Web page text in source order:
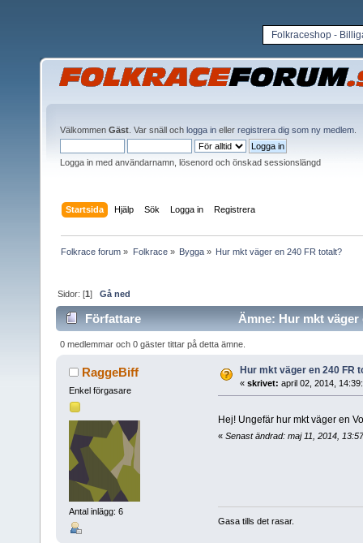
Folkraceshop -
Välkommen Gäst . Var snäll och logga in eller registrera dig som ny medlem
Logga in med användarnamn, lösenord och önskad sessionslängd
Startsida Hjälp Sök Logga in Registrera
Folkrace forum » Folkrace» Bygga» Hur mkt väger en 240 FR totalt?
Sidor: [1]Gå ned
Författare Ämne: Hur mkt väger
0 medlemmar och 0 gäster tittar på detta ämne.
RaggeBiff
Enkel förgasare
Antal inlägg: 6
Hur mkt väger en 240 FR
« skrivet: april 02, 2014,
Hej! Ungefär hur mkt väger en
« Senast ändrad: maj 11, 2014,
Gasa tills det rasar.